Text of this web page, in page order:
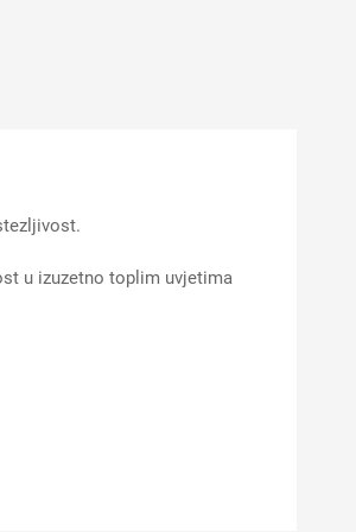
u izuzetno toplim uvjetima